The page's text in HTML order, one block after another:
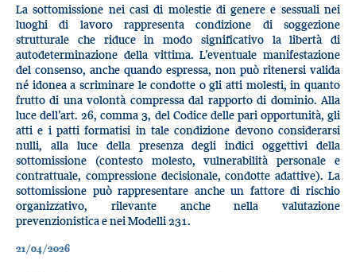
La sottomissione nei casi di molestie di genere e sessuali nei
luoghi di lavoro rappresenta condizione di soggezione
strutturale che riduce in modo significativo la libertà di
autodeterminazione della vittima. L’eventuale manifestazione
del consenso, anche quando espressa, non può ritenersi valida
né idonea a scriminare le condotte o gli atti molesti, in quanto
frutto di una volontà compressa dal rapporto di dominio. Alla
luce dell’art. 26, comma 3, del Codice delle pari opportunità, gli
atti e i patti formatisi in tale condizione devono considerarsi
nulli, alla luce della presenza degli indici oggettivi della
sottomissione (contesto molesto, vulnerabilità personale e
contrattuale, compressione decisionale, condotte adattive). La
sottomissione può rappresentare anche un fattore di rischio
organizzativo, rilevante anche nella valutazione
prevenzionistica e nei Modelli 231.
21/04/2026